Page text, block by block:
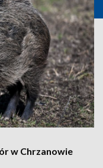
w Chrzanowie